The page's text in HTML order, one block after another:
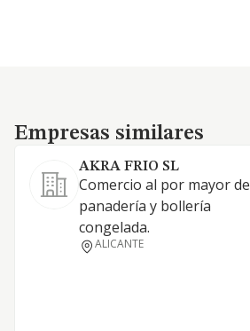
Empresas similares
Empresas similares
AKRA FRIO SL
Comercio al por mayor de
panadería y bollería
congelada.
ALICANTE